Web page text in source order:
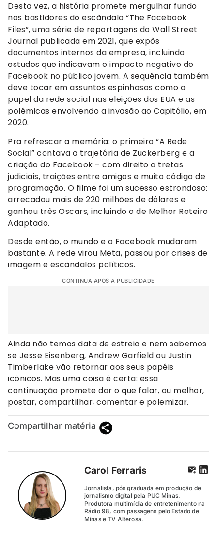
Desta vez, a história promete mergulhar fundo
nos bastidores do escândalo “The Facebook
Files”, uma série de reportagens do Wall Street
Journal publicada em 2021, que expôs
documentos internos da empresa, incluindo
estudos que indicavam o impacto negativo do
Facebook no público jovem. A sequência também
deve tocar em assuntos espinhosos como o
papel da rede social nas eleições dos EUA e as
polêmicas envolvendo a invasão ao Capitólio, em
2020.
Pra refrescar a memória: o primeiro “A Rede
Social” contava a trajetória de Zuckerberg e a
criação do Facebook – com direito a tretas
judiciais, traições entre amigos e muito código de
programação. O filme foi um sucesso estrondoso:
arrecadou mais de 220 milhões de dólares e
ganhou três Oscars, incluindo o de Melhor Roteiro
Adaptado.
Desde então, o mundo e o Facebook mudaram
bastante. A rede virou Meta, passou por crises de
imagem e escândalos políticos.
CONTINUA APÓS A PUBLICIDADE
Ainda não temos data de estreia e nem sabemos
se Jesse Eisenberg, Andrew Garfield ou Justin
Timberlake vão retornar aos seus papéis
icônicos. Mas uma coisa é certa: essa
continuação promete dar o que falar, ou melhor,
postar, compartilhar, comentar e polemizar.
Compartilhar matéria
Carol Ferraris
Jornalista, pós graduada em produção de
jornalismo digital pela PUC Minas.
Produtora multimídia de entretenimento na
Rádio 98, com passagens pelo Estado de
Minas e TV Alterosa.